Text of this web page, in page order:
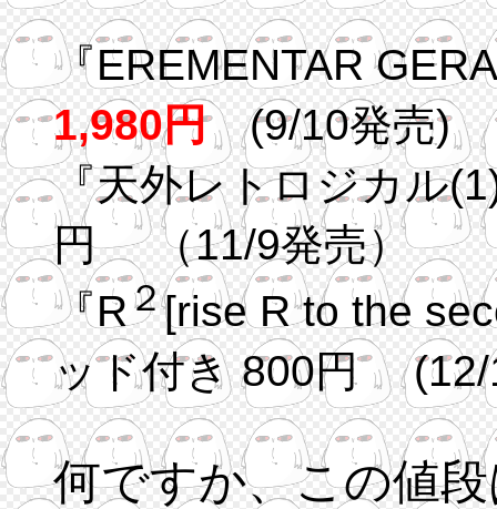
『
1,980円(9/10発売)
『天外レトロジカル
円 （11/9発売）
『R ２[rise R to the
ッド付き
何ですか、この値